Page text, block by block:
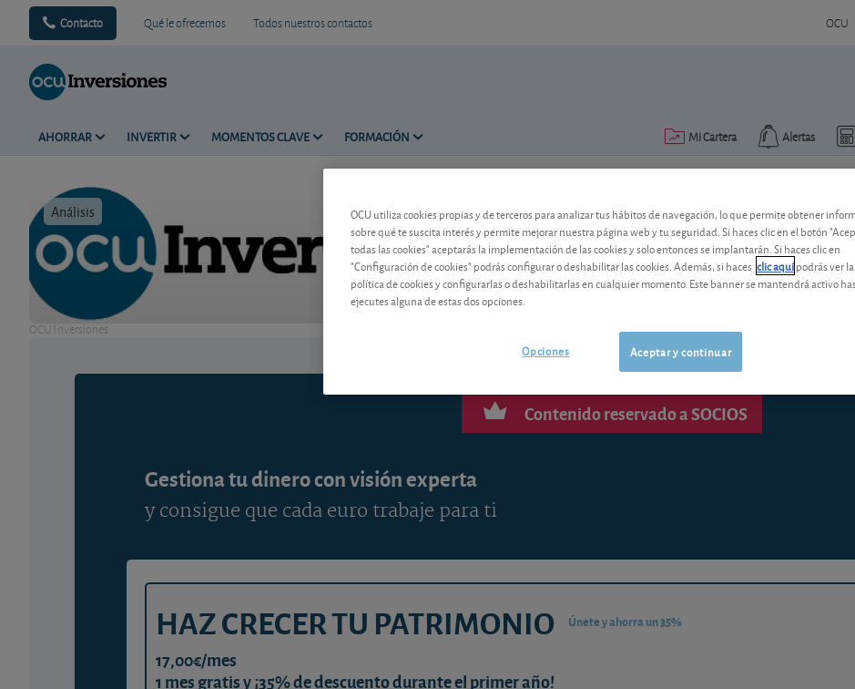
Contacto Qué le ofrecemos Todos nuestros contactos OCU
AHORRAR INVERTIR MOMENTOS CLAVE FORMACIÓN Alertas
Mi Cartera
Análisis Tiempo de lectura: 1 min.
OCU Inversiones
Deoleo reducirá capital
Nueva media in extremis del grupo español
Contenido reservado a SOCIOS
Gestiona tu dinero con visión experta
y consigue que cada euro trabaje para ti
HAZ CRECER TU PATRIMONIO Únete y ahorra un 35%
17,00€/mes
1 mes gratis y ¡35% de descuento durante el primer año!
OCU utiliza cookies propias y de terceros para analizar tus hábitos de navegación, lo que permite obtener
sobre qué te suscita interés y permite mejorar nuestra página web y tu seguridad. Si haces clic en el botón
todas las cookies" aceptarás la implementación de las cookies y solo entonces se implantarán. Si haces clic en
"Configuración de cookies" podrás configurar o deshabilitar las cookies. Además, si haces clic aquípodrás ver la
política de cookies y configurarlas o deshabilitarlas en cualquier momento. Este banner se mantendrá activo
ejecutes alguna de estas dos opciones.
Aceptar y continuar
Opciones